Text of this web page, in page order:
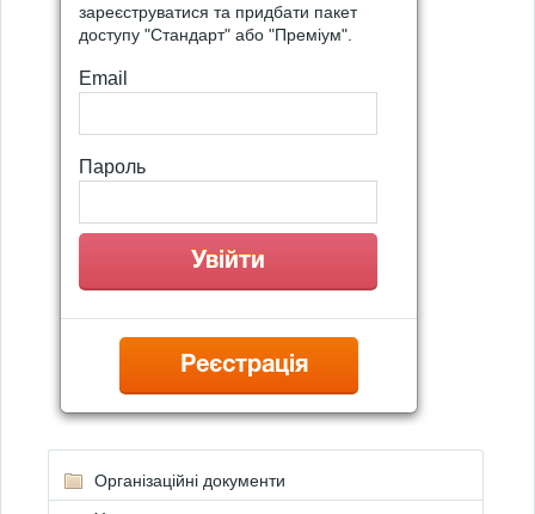
зареєструватися та придбати пакет
доступу "Стандарт" або "Преміум".
Email
Пароль
Реєстрація
Організаційні документи